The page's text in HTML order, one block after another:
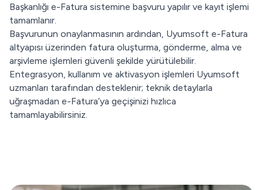
Başkanlığı e-Fatura sistemine başvuru yapılır ve kayıt işlemi
tamamlanır.
Başvurunun onaylanmasının ardından, Uyumsoft e-Fatura
altyapısı üzerinden fatura oluşturma, gönderme, alma ve
arşivleme işlemleri güvenli şekilde yürütülebilir.
Entegrasyon, kullanım ve aktivasyon işlemleri Uyumsoft
uzmanları tarafından desteklenir; teknik detaylarla
uğraşmadan e-Fatura’ya geçişinizi hızlıca
tamamlayabilirsiniz.